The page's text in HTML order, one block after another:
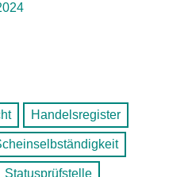
Handelsregister
Statusprüfstelle